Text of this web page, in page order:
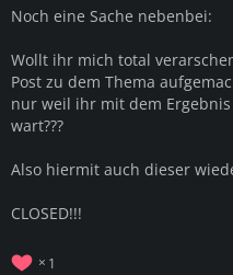
Noch eine Sache nebenbei:
Wollt ihr mich total
Post zu dem Thema
nur weil ihr mit dem
wart???
Also hiermit auch dieser
CLOSED!!!
1